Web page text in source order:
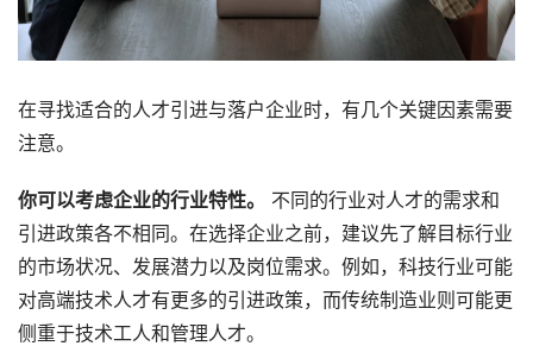
在寻找适合的人才引进与落户企业时，有几个关键因素需要
注意。
你可以考虑企业的行业特性。
不同的行业对人才的需求和
引进政策各不相同。在选择企业之前，建议先了解目标行业
的市场状况、发展潜力以及岗位需求。例如，科技行业可能
对高端技术人才有更多的引进政策，而传统制造业则可能更
侧重于技术工人和管理人才。